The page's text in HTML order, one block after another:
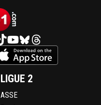
LIGUE 2
ASSE